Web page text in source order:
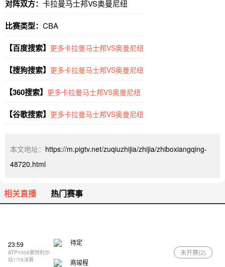
对阵双方： 卡拉曼马士邦VS奥曼尼纽
比赛类型： CBA
【百度搜索】 更多卡拉曼马士邦VS奥曼尼纽
【搜狗搜索】 更多卡拉曼马士邦VS奥曼尼纽
【360搜索】 更多卡拉曼马士邦VS奥曼尼纽
【谷歌搜索】 更多卡拉曼马士邦VS奥曼尼纽
本文地址： https://m.pigtv.net/zuqiuzhijia/zhijia/zhiboxiangqing-
48720.html
相关直播 热门赛事
23:59
ATP1000蒙特利尔
站1/16决赛
待定
商竣程
未开赛(2)